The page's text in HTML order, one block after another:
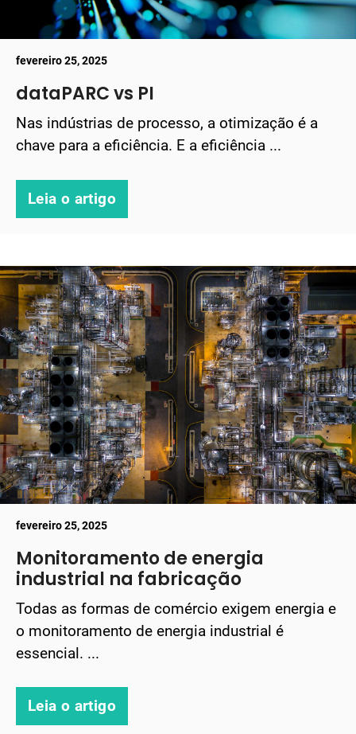
fevereiro 25, 2025
dataPARC vs PI
Nas indústrias de processo, a otimização é a
chave para a eficiência. E a eficiência ...
Leia o artigo
fevereiro 25, 2025
Monitoramento de energia
industrial na fabricação
Todas as formas de comércio exigem energia e
o monitoramento de energia industrial é
essencial. ...
Leia o artigo